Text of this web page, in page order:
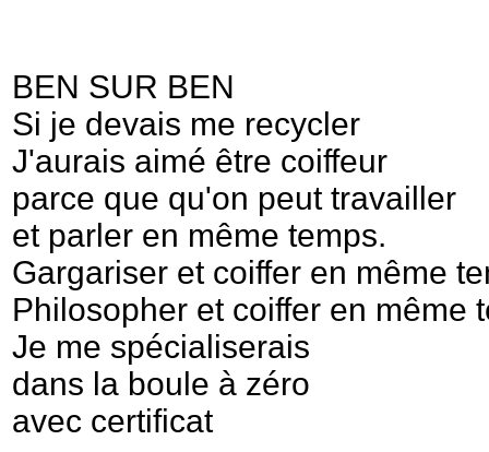
BEN SUR BEN
Si je devais me recycler
J'aurais aimé être coiffeur
parce que qu'on peut travailler
et parler en même temps.
Gargariser et coiffer en même
Philosopher et coiffer en même
Je me spécialiserais
dans la boule à zéro
avec certificat